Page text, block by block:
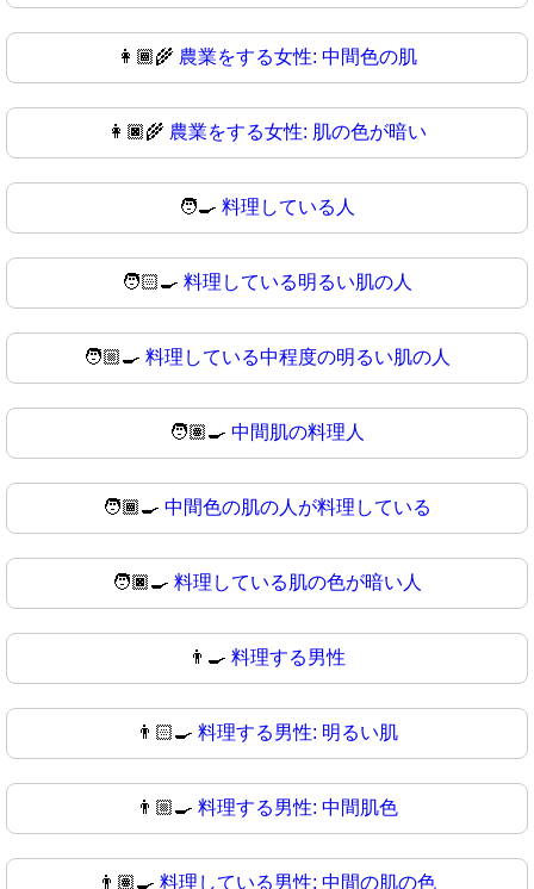
👩🏾‍🌾 農業をする女性: 中間色の肌
👩🏿‍🌾 農業をする女性: 肌の色が暗い
🧑‍🍳 料理している人
🧑🏻‍🍳 料理している明るい肌の人
🧑🏼‍🍳 料理している中程度の明るい肌の人
🧑🏽‍🍳 中間肌の料理人
🧑🏾‍🍳 中間色の肌の人が料理している
🧑🏿‍🍳 料理している肌の色が暗い人
👨‍🍳 料理する男性
👨🏻‍🍳 料理する男性: 明るい肌
👨🏼‍🍳 料理する男性: 中間肌色
👨🏽‍🍳 料理している男性: 中間の肌の色